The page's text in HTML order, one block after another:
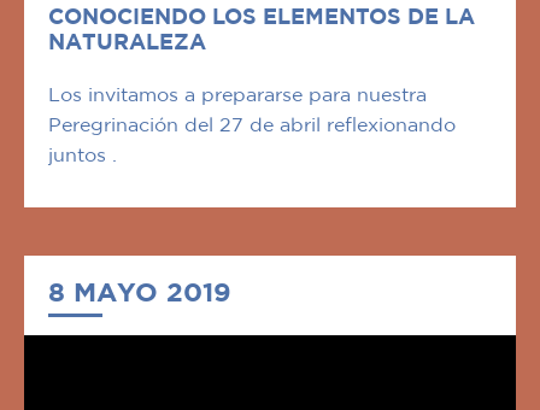
CONOCIENDO LOS ELEMENTOS DE LA
NATURALEZA
Los invitamos a prepararse para nuestra
Peregrinación del 27 de abril reflexionando
juntos .
8 MAYO 2019